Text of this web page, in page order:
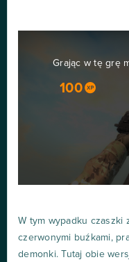
Grając w tę grę
100
W tym wypadku czaszki
czerwonymi buźkami,
demonki. Tutaj obie